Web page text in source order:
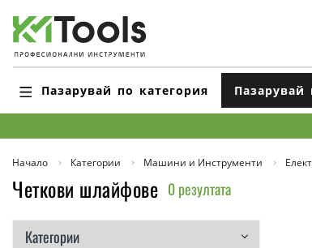
Пазарувай по категория Пазарувай
Начало Категории Машини и Инструменти
Четкови шлайфове 0 резултата
Категории